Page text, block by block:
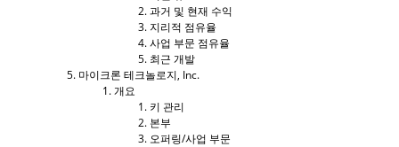
과거 및 현재 수익
지리적 점유율
사업 부문 점유율
최근 개발
마이크론 테크놀로지, Inc.
개요
키 관리
본부
오퍼링/사업 부문